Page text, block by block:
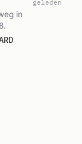
in
geleden